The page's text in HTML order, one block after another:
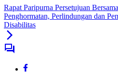
Rapat Paripurna Persetujuan
Penghormatan, Perlindungan dan
Disabilitas